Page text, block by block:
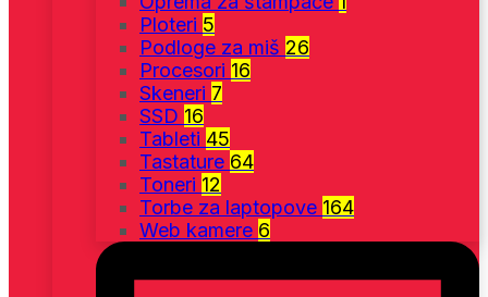
Ploteri 5
Podloge za miš 26
Procesori 16
Skeneri 7
SSD 16
Tableti 45
Tastature 64
Toneri 12
Torbe za laptopove 164
Web kamere 6